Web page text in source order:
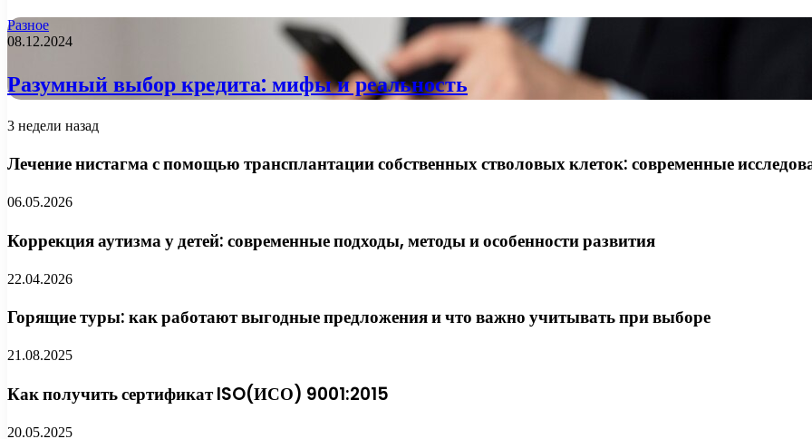
Разное
08.12.2024
Разумный выбор кредита: мифы и реальность
3 недели назад
Лечение нистагма с помощью трансплантации собственных стволовых клеток: современные
06.05.2026
Коррекция аутизма у детей: современные подходы, методы и особенности развития
22.04.2026
Горящие туры: как работают выгодные предложения и что важно учитывать при выборе
21.08.2025
Как получить сертификат ISO(ИСО) 9001:2015
20.05.2025